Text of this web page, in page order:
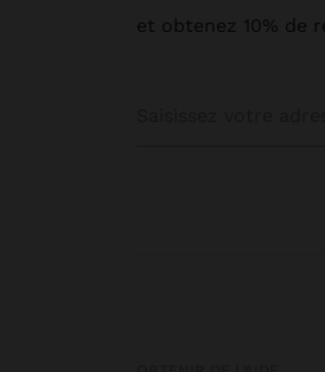
et obtenez 10% de